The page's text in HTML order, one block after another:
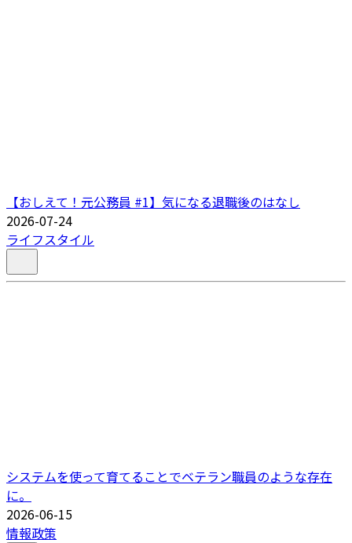
【おしえて！元公務員 #1】気になる退職後のはなし
2026-07-24
ライフスタイル
システムを使って育てることでベテラン職員のような存在
に。
2026-06-15
情報政策